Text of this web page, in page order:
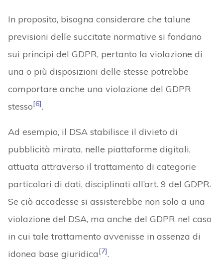
In proposito, bisogna considerare che talune
previsioni delle succitate normative si fondano
sui principi del GDPR, pertanto la violazione di
una o più disposizioni delle stesse potrebbe
comportare anche una violazione del GDPR
stesso[6].
Ad esempio, il DSA stabilisce il divieto di
pubblicità mirata, nelle piattaforme digitali,
attuata attraverso il trattamento di categorie
particolari di dati, disciplinati all’art. 9 del GDPR.
Se ciò accadesse si assisterebbe non solo a una
violazione del DSA, ma anche del GDPR nel caso
in cui tale trattamento avvenisse in assenza di
idonea base giuridica[7].